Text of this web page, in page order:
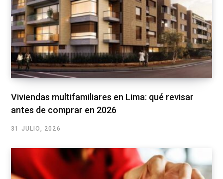
Viviendas multifamiliares en Lima: qué revisar
antes de comprar en 2026
31 JULIO, 2026